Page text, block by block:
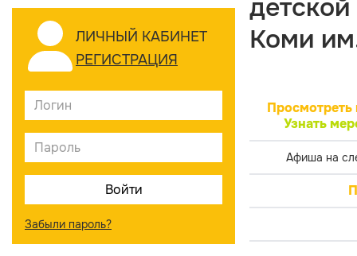
ЛИЧНЫЙ КАБИНЕТ
РЕГИСТРАЦИЯ
Забыли пароль?
Коми
Просмотреть
Узнать
Афиша на